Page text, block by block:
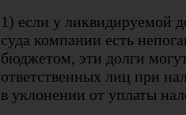
1) если у ликвидируемой
суда компании есть
бюджетом, эти долги
ответственных лиц при
в уклонении от уплаты